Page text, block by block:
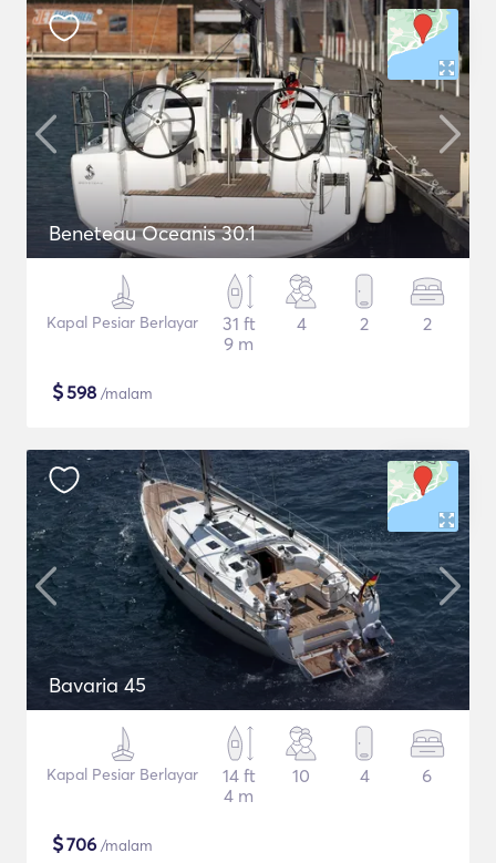
Beneteau Oceanis 30.1
Kapal Pesiar Berlayar
31 ft
9 m
4 2 2
$598 /malam
Bavaria 45
Kapal Pesiar Berlayar
14 ft
4 m
10 4 6
$706 /malam